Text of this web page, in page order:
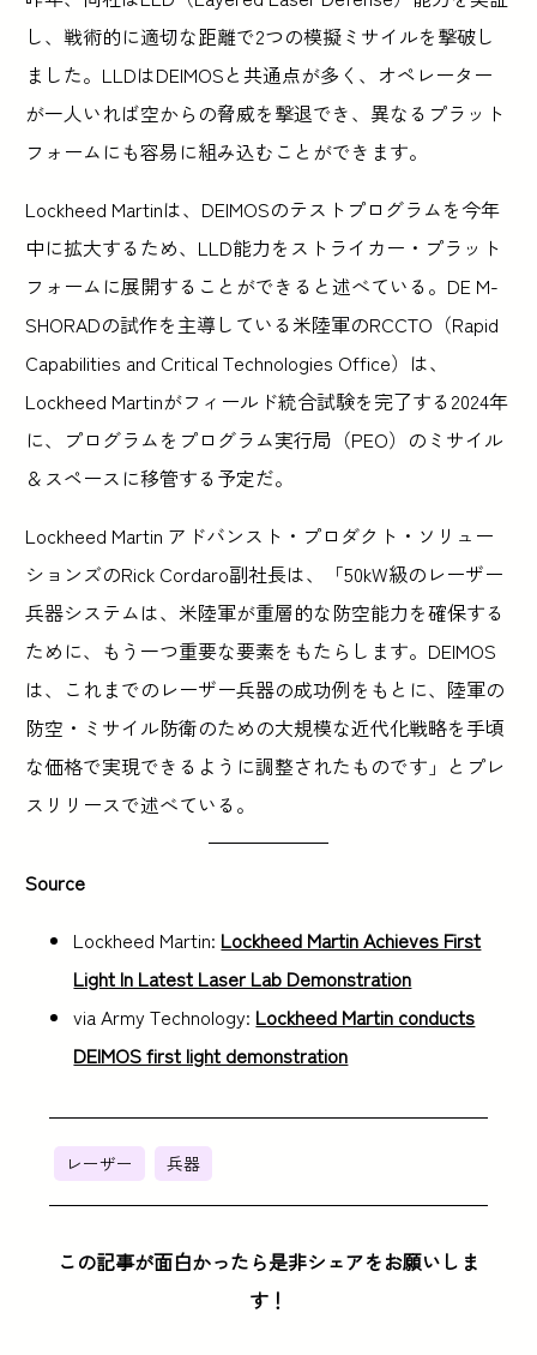
し、戦術的に適切な距離で2つの模擬ミサイルを撃破し
ました。LLDはDEIMOSと共通点が多く、オペレーター
が一人いれば空からの脅威を撃退でき、異なるプラット
フォームにも容易に組み込むことができます。
Lockheed Martinは、DEIMOSのテストプログラムを今年
中に拡大するため、LLD能力をストライカー・プラット
フォームに展開することができると述べている。DE M-
SHORADの試作を主導している米陸軍のRCCTO（Rapid
Capabilities and Critical Technologies Office）は、
Lockheed Martinがフィールド統合試験を完了する2024年
に、プログラムをプログラム実行局（PEO）のミサイル
＆スペースに移管する予定だ。
Lockheed Martin アドバンスト・プロダクト・ソリュー
ションズのRick Cordaro副社長は、「50kW級のレーザー
兵器システムは、米陸軍が重層的な防空能力を確保する
ために、もう一つ重要な要素をもたらします。DEIMOS
は、これまでのレーザー兵器の成功例をもとに、陸軍の
防空・ミサイル防衛のための大規模な近代化戦略を手頃
な価格で実現できるように調整されたものです」とプレ
スリリースで述べている。
Source
Lockheed Martin: Lockheed Martin Achieves First
Light In Latest Laser Lab Demonstration
via Army Technology: Lockheed Martin conducts
DEIMOS first light demonstration
レーザー 兵器
この記事が面白かったら是非シェアをお願いしま
す！